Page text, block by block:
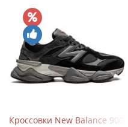
Кроссовки New Balance